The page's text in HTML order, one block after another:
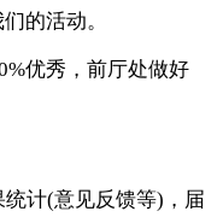
的活动。
优秀，前厅处做好
计(意见反馈等)，届